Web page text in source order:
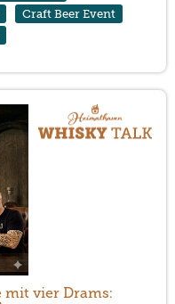
Craft Beer Event
mit vier Drams: